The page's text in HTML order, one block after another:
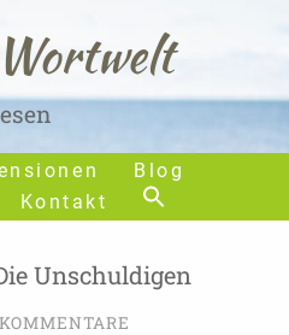
Blog
Kontakt
Unschuldigen